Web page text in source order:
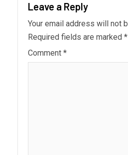
Leave a Reply
Your email address will not
Required fields are marked *
Comment *